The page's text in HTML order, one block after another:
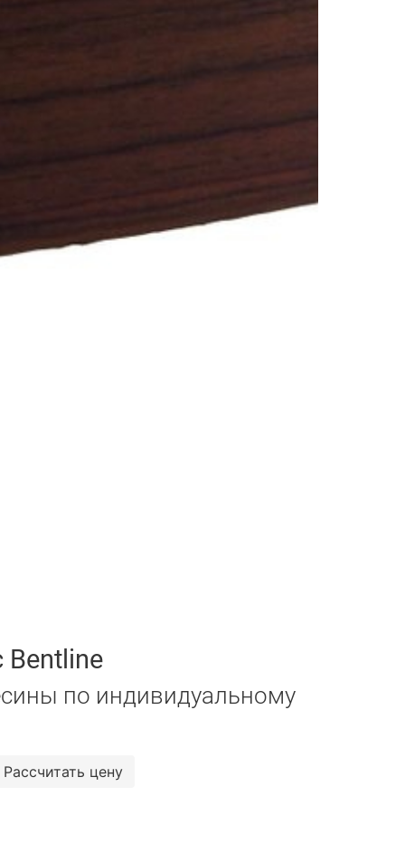
Bentline
по индивидуальному
Рассчитать цену